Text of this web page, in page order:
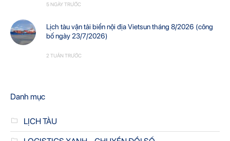
5 NGÀY TRƯỚC
Lịch tàu vận tải biển nội địa Vietsun tháng 8/2026 (công
bố ngày 23/7/2026)
2 TUẦN TRƯỚC
Danh mục
LỊCH TÀU